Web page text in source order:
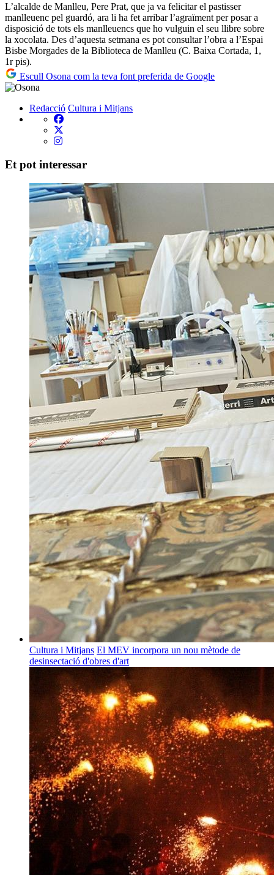
L’alcalde de Manlleu, Pere Prat, que ja va felicitar el pastisser
manlleuenc pel guardó, ara li ha fet arribar l’agraïment per posar a
disposició de tots els manlleuencs que ho vulguin el seu llibre sobre
la xocolata. Des d’aquesta setmana es pot consultar l’obra a l’Espai
Bisbe Morgades de la Biblioteca de Manlleu (C. Baixa Cortada, 1,
1r pis).
Escull Osona com la teva font preferida de Google
Redacció Cultura i Mitjans
Et pot interessar
Cultura i Mitjans El MEV incorpora un nou mètode de
desinsectació d'obres d'art